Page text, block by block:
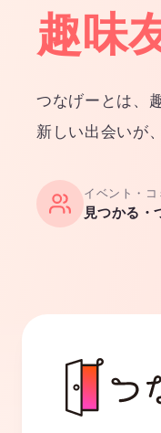
趣味
つなげーとは、
新しい出会いが
イベント・
見つかる・